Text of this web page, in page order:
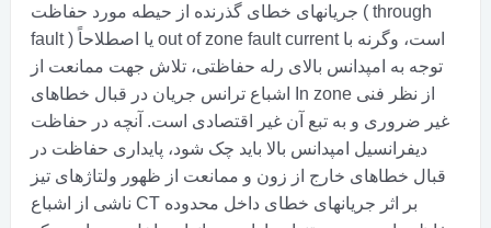
جریانهای خطای گذرنده از حیطه مورد حفاظت ( through
fault ) یا اصطلاحاً out of zone fault current است، وگرنه با
توجه به امپدانس بالای رله حفاظتی، تلاش جهت ممانعت از
اشباع ترانس جریان در قبال خطاهای In zone از نظر فنی
غیر ضروری و به تبع آن غیر اقتصادی است. آنچه در حفاظت
دیفرانسیل امپدانس بالا باید چک شود، پایداری حفاظت در
قبال خطاهای خارج از زون و ممانعت از ظهور ولتاژهای تیز
ناشی از اشباع CT بر اثر جریانهای خطای داخل محدوده